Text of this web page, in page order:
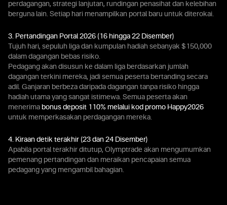
perdagangan, strategi lanjutan, rundingan penasihat dan kelebihan
berguna lain. Setiap hari menampilkan portal baru untuk diterokai.
3. Pertandingan Portal 2026 (16 hingga 22 Disember)
Tujuh hari, sepuluh liga dan kumpulan hadiah sebanyak $150,000
dalam dagangan bebas risiko.
Pedagang akan disusun ke dalam liga berdasarkan jumlah
dagangan terkini mereka, jadi semua peserta bertanding secara
adil. Ganjaran berbeza daripada dagangan tanpa risiko hingga
hadiah utama yang sangat istimewa. Semua peserta akan
menerima bonus deposit 110% melalui kod promo Happy2026
untuk memperkasakan perdagangan mereka.
4. Kiraan detik terakhir (23 dan 24 Disember)
Apabila portal terakhir ditutup, Olymptrade akan mengumumkan
pemenang pertandingan dan meraikan pencapaian semua
pedagang yang mengambil bahagian.